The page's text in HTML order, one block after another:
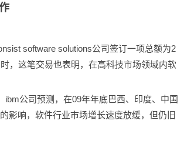
software solutions公司签订一项总额为2
，这笔交易也表明，在高科技市场领域内软
公司预测，在09年年底巴西、印度、中国
影响，软件行业市场增长速度放缓，但仍旧